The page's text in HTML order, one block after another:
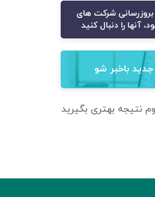
بروزرسانی شرکت های
آنها را دنبال کنید
باخبر شو
نتیجه بهتری بگیرید